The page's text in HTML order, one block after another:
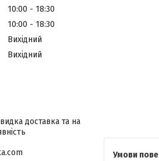
10:00
18:30
10:00
18:30
Вихідний
Вихідний
доставка та на